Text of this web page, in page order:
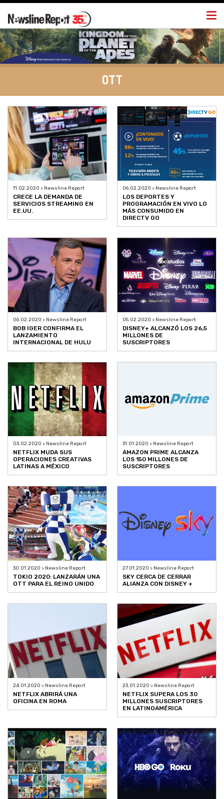
OTT
11.02.2020 > Newsline Report
CRECE LA DEMANDA DE
SERVICIOS STREAMING EN
EE.UU.
06.02.2020 > Newsline Report
LOS DEPORTES Y
PROGRAMACIÓN EN VIVO LO
MÁS CONSUMIDO EN
DIRECTV GO
06.02.2020 > Newsline Report
BOB IGER CONFIRMA EL
LANZAMIENTO
INTERNACIONAL DE HULU
05.02.2020 > Newsline Report
DISNEY+ ALCANZÓ LOS 26,5
MILLONES DE
SUSCRIPTORES
03.02.2020 > Newsline Report
NETFLIX MUDA SUS
OPERACIONES CREATIVAS
LATINAS A MÉXICO
31.01.2020 > Newsline Report
AMAZON PRIME ALCANZA
LOS 150 MILLONES DE
SUSCRIPTORES
30.01.2020 > Newsline Report
TOKIO 2020: LANZARÁN UNA
OTT PARA EL REINO UNIDO
27.01.2020 > Newsline Report
SKY CERCA DE CERRAR
ALIANZA CON DISNEY +
24.01.2020 > Newsline Report
NETFLIX ABRIRÁ UNA
OFICINA EN ROMA
23.01.2020 > Newsline Report
NETFLIX SUPERA LOS 30
MILLONES SUSCRIPTORES
EN LATINOAMÉRICA